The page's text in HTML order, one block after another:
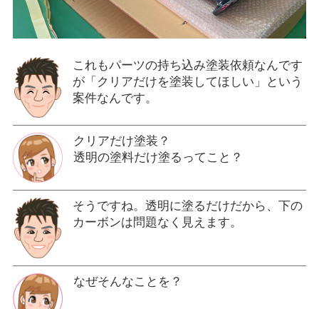
これもパーツの持ち込み塗装依頼なんです
が「クリアだけを塗装してほしい」という
案件なんです。
クリアだけ塗装？
透明の塗料だけ塗るってこと？
そうですね。透明に塗るだけだから、下の
カーボンは問題なく見えます。
なぜそんなことを？